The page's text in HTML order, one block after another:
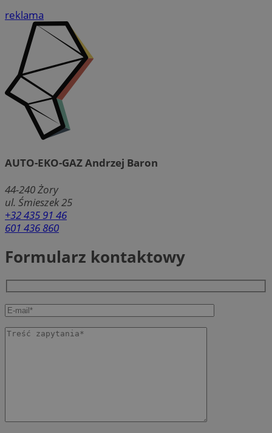
reklama
AUTO-EKO-GAZ Andrzej Baron
44-240Żory
ul. Śmieszek 25
+32 435 91 46
601 436 860
Formularz kontaktowy